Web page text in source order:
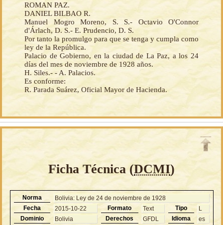
ROMAN PAZ.
DANIEL BILBAO R.
Manuel Mogro Moreno, S. S.- Octavio O'Connor
d'Árlach, D. S.- E. Prudencio, D. S.
Por tanto la promulgo para que se tenga y cumpla como
ley de la República.
Palacio de Gobierno, en la ciudad de La Paz, a los 24
días del mes de noviembre de 1928 años.
H. Siles.- - A. Palacios.
Es conforme:
R. Parada Suárez, Oficial Mayor de Hacienda.
Ficha Técnica (DCMI)
Norma
Bolivia: Ley de 24 de noviembre de 1928
Fecha
2015-10-22 Formato Text Tipo
L
Dominio
Bolivia Derechos GFDL Idioma es